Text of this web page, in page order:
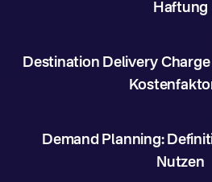
Haftung
Destination Delivery
Demand Planning:
Nutzen